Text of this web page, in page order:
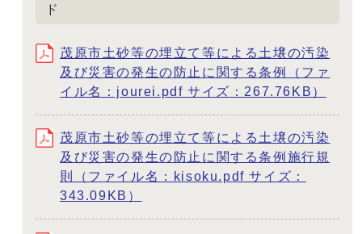
ド
茂原市土砂等の埋立て等による土壌の汚染
及び災害の発生の防止に関する条例（ファ
イル名：jourei.pdf サイズ：267.76KB）
茂原市土砂等の埋立て等による土壌の汚染
及び災害の発生の防止に関する条例施行規
則（ファイル名：kisoku.pdf サイズ：
343.09KB）